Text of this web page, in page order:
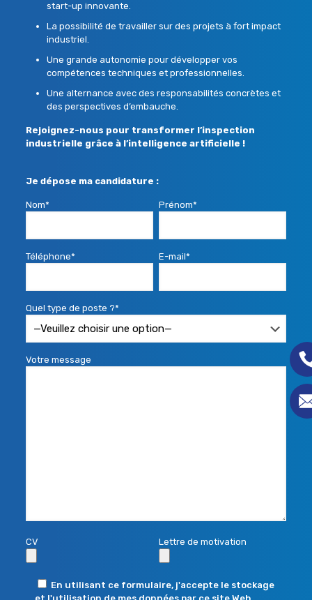
start-up innovante.
La possibilité de travailler sur des projets à fort impact
industriel.
Une grande autonomie pour développer vos
compétences techniques et professionnelles.
Une alternance avec des responsabilités concrètes et
des perspectives d’embauche.
Rejoignez-nous pour transformer l’inspection
industrielle grâce à l’intelligence artificielle !
Je dépose ma candidature :
Nom* Prénom*
Téléphone* E-mail*
Quel type de poste ?*
Votre message
CV Lettre de motivation
En utilisant ce formulaire, j'accepte le stockage